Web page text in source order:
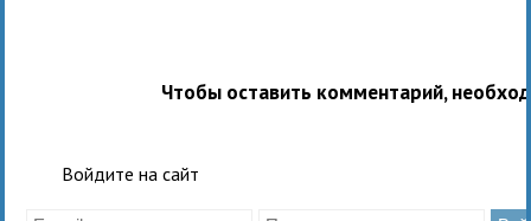
Чтобы оставить комментарий,
Войдите на сайт